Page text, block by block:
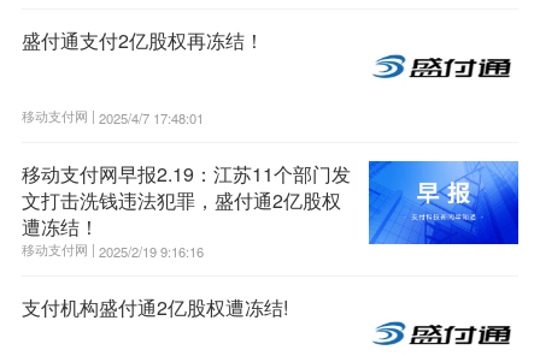
盛付通支付2亿股权再冻结！
移动支付网 | 2025/4/7 17:48:01
移动支付网早报2.19：江苏11个部门发
文打击洗钱违法犯罪，盛付通2亿股权
遭冻结！
移动支付网 | 2025/2/19 9:16:16
支付机构盛付通2亿股权遭冻结!